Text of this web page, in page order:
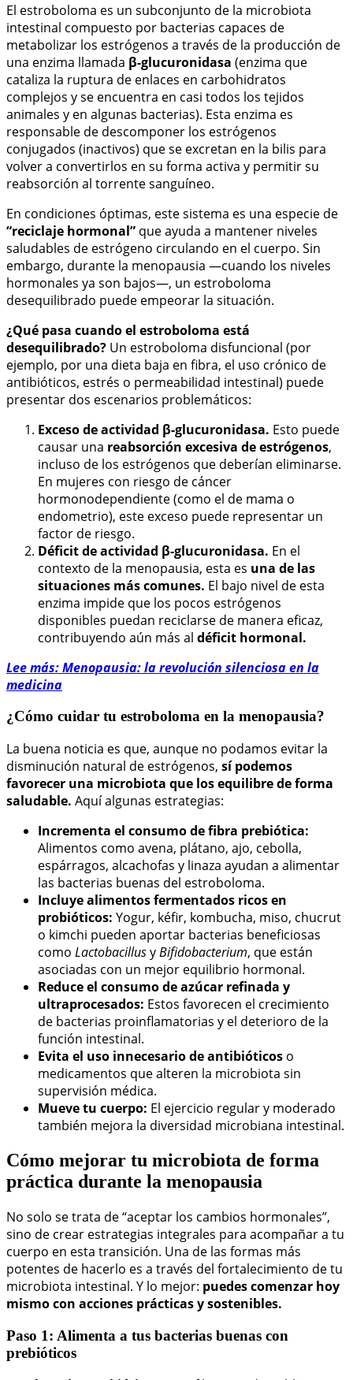
El estroboloma es un subconjunto de la microbiota
intestinal compuesto por bacterias capaces de
metabolizar los estrógenos a través de la producción de
una enzima llamada β-glucuronidasa (enzima que
cataliza la ruptura de enlaces en carbohidratos
complejos y se encuentra en casi todos los tejidos
animales y en algunas bacterias). Esta enzima es
responsable de descomponer los estrógenos
conjugados (inactivos) que se excretan en la bilis para
volver a convertirlos en su forma activa y permitir su
reabsorción al torrente sanguíneo.
En condiciones óptimas, este sistema es una especie de
“reciclaje hormonal” que ayuda a mantener niveles
saludables de estrógeno circulando en el cuerpo. Sin
embargo, durante la menopausia —cuando los niveles
hormonales ya son bajos—, un estroboloma
desequilibrado puede empeorar la situación.
¿Qué pasa cuando el estroboloma está
desequilibrado? Un estroboloma disfuncional (por
ejemplo, por una dieta baja en fibra, el uso crónico de
antibióticos, estrés o permeabilidad intestinal) puede
presentar dos escenarios problemáticos:
Exceso de actividad β-glucuronidasa. Esto puede
causar una reabsorción excesiva de estrógenos,
incluso de los estrógenos que deberían eliminarse.
En mujeres con riesgo de cáncer
hormonodependiente (como el de mama o
endometrio), este exceso puede representar un
factor de riesgo.
Déficit de actividad β-glucuronidasa. En el
contexto de la menopausia, esta es una de las
situaciones más comunes. El bajo nivel de esta
enzima impide que los pocos estrógenos
disponibles puedan reciclarse de manera eficaz,
contribuyendo aún más al déficit hormonal.
Lee más: Menopausia: la revolución silenciosa en la
medicina
¿Cómo cuidar tu estroboloma en la menopausia?
La buena noticia es que, aunque no podamos evitar la
disminución natural de estrógenos, sí podemos
favorecer una microbiota que los equilibre de forma
saludable. Aquí algunas estrategias:
Incrementa el consumo de fibra prebiótica:
Alimentos como avena, plátano, ajo, cebolla,
espárragos, alcachofas y linaza ayudan a alimentar
las bacterias buenas del estroboloma.
Incluye alimentos fermentados ricos en
probióticos: Yogur, kéfir, kombucha, miso, chucrut
o kimchi pueden aportar bacterias beneficiosas
como LactobacillusyBifidobacterium, que están
asociadas con un mejor equilibrio hormonal.
Reduce el consumo de azúcar refinada y
ultraprocesados: Estos favorecen el crecimiento
de bacterias proinflamatorias y el deterioro de la
función intestinal.
Evita el uso innecesario de antibióticos o
medicamentos que alteren la microbiota sin
supervisión médica.
Mueve tu cuerpo: El ejercicio regular y moderado
también mejora la diversidad microbiana intestinal.
Cómo mejorar tu microbiota de forma
práctica durante la menopausia
No solo se trata de “aceptar los cambios hormonales”,
sino de crear estrategias integrales para acompañar a tu
cuerpo en esta transición. Una de las formas más
potentes de hacerlo es a través del fortalecimiento de tu
microbiota intestinal. Y lo mejor: puedes comenzar hoy
mismo con acciones prácticas y sostenibles.
Paso 1: Alimenta a tus bacterias buenas con
prebióticos